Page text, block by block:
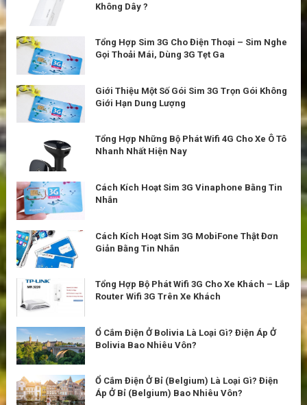
Không Dây ?
Tổng Hợp Sim 3G Cho Điện Thoại – Sim Nghe
Gọi Thoải Mái, Dùng 3G Tẹt Ga
Giới Thiệu Một Số Gói Sim 3G Trọn Gói Không
Giới Hạn Dung Lượng
Tổng Hợp Những Bộ Phát Wifi 4G Cho Xe Ô Tô
Nhanh Nhất Hiện Nay
Cách Kích Hoạt Sim 3G Vinaphone Bằng Tin
Nhắn
Cách Kích Hoạt Sim 3G MobiFone Thật Đơn
Giản Bằng Tin Nhắn
Tổng Hợp Bộ Phát Wifi 3G Cho Xe Khách – Lắp
Router Wifi 3G Trên Xe Khách
Ổ Cắm Điện Ở Bolivia Là Loại Gì? Điện Áp Ở
Bolivia Bao Nhiêu Vôn?
Ổ Cắm Điện Ở Bỉ (Belgium) Là Loại Gì? Điện
Áp Ở Bỉ (Belgium) Bao Nhiêu Vôn?